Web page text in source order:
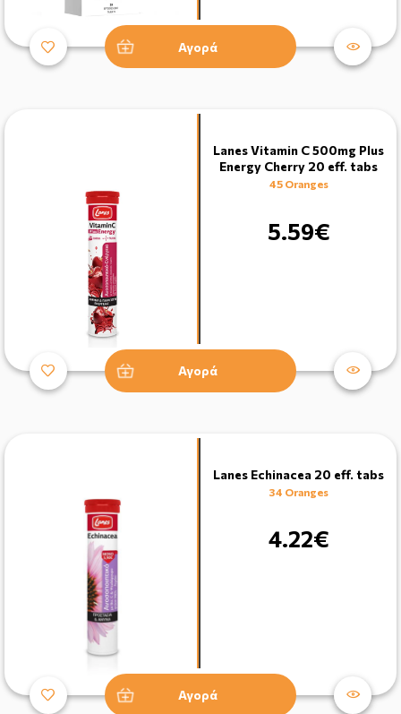
Αγορά
Lanes Vitamin C 500mg Plus
Energy Cherry 20 eff. tabs
45 Oranges
5.59€
Αγορά
Lanes Echinacea 20 eff. tabs
34 Oranges
4.22€
Αγορά